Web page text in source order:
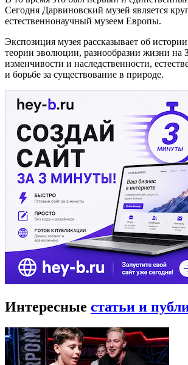
Сегодня Дарвиновский музей является
естественнонаучный музеем Европы.
Экспозиция музея рассказывает об
теории эволюции, разнообразии жизни на
изменчивости и наследственности,
и борьбе за существование в природе.
Интересные статьи и